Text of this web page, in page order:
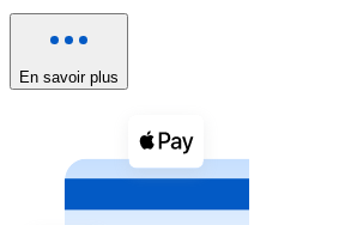
Voir toutes
Coupons crypto
Achetez des cryptomonnaies en
Acheter avec espèces
En savoir plus